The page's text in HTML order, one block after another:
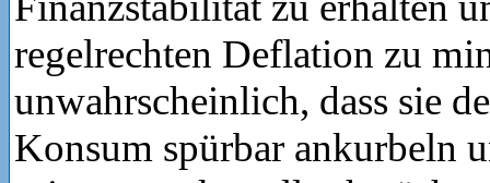
regelrechten Deflation zu
unwahrscheinlich, dass sie
Konsum spürbar ankurbeln